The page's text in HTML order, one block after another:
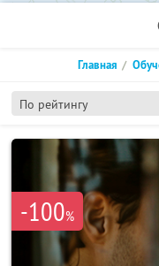
По рейтингу
Главная
-100%